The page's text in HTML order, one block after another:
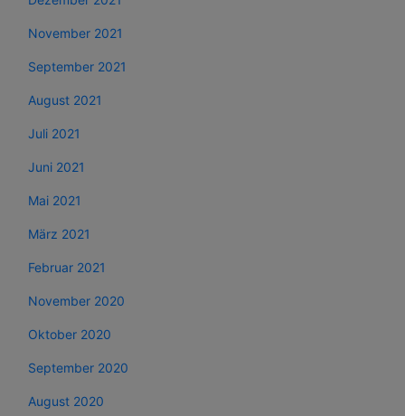
November 2021
September 2021
August 2021
Juli 2021
Juni 2021
Mai 2021
März 2021
Februar 2021
November 2020
Oktober 2020
September 2020
August 2020